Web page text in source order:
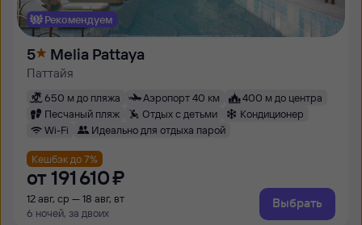
Рекомендуем
5 Melia Pattaya
Паттайя
650 м до пляжа Аэропорт 40 км
400 м до центра
Песчаный пляж
Отдых с детьми
Кондиционер
Wi-Fi
Идеально для отдыха парой
Кешбэк до 7%
от 191 ⁠610 ⁠₽
12 авг, ср — 18 авг, вт
6 ночей, за двоих
Выбрать